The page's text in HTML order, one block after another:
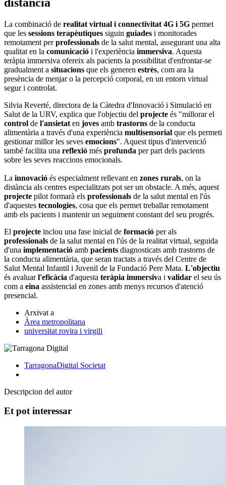
La combinació de realitat virtual i connectivitat 4G i 5G permet
que les sessions terapèutiques siguin guiades i monitorades
remotament perprofessionals de la salut mental, assegurant una alta
qualitat en la comunicació i l'experiència immersiva. Aquesta
teràpia immersiva ofereix als pacients la possibilitat d'enfrontar-se
gradualment a situacions que els generen estrès, com ara la
presència de menjar o la percepció corporal, en un entorn virtual
segur i controlat.
Silvia Reverté, directora de la Càtedra d'Innovació i Simulació en
Salut de la URV, explica que l'objectiu del projecte és "millorar el
control de l'ansietat en joves amb trastorns de la conducta
alimentària a través d'una experiència multisensorial que els permeti
gestionar millor les seves emocions". Aquest tipus d'intervenció
també facilita una reflexió més profunda per part dels pacients
sobre les seves reaccions emocionals.
La innovació és especialment rellevant en zones rurals, on la
distància als centres especialitzats pot ser un obstacle. A més, aquest
projecte pilot formarà els professionals de la salut mental en l'ús
d'aquestes tecnologies, cosa que els permet treballar remotament
amb els pacients i mantenir un seguiment constant del seu progrés.
El projecte inclou una fase inicial de formació per als
professionals de la salut mental en l'ús de la realitat virtual, seguida
d'una implementació amb pacients diagnosticats amb trastorns de
la conducta alimentària, que seran tractats a través del Centre de
Salut Mental Infantil i Juvenil de la Fundació Pere Mata. L'objectiu
és avaluarl'eficàcia d'aquesta teràpia immersiva i validar el seu ús
com a eina assistencial en zones amb menys recursos d'atenció
presencial.
Arxivat a
Àrea metropolitana
universitat rovira i virgili
TarragonaDigital Societat
Descripcion del autor
Et pot interessar